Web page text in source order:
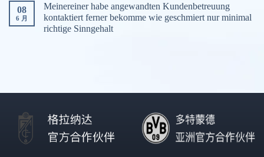
08
6 月
Meinereiner habe angewandten Kundenbetreuung
kontaktiert ferner bekomme wie geschmiert nur minimal
richtige Sinngehalt